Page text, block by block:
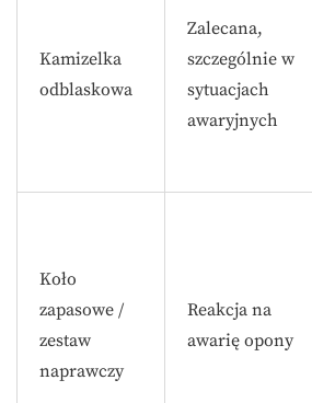
Kamizelka
odblaskowa
Zalecana,
szczególnie w
sytuacjach
awaryjnych
Koło
zapasowe /
zestaw
naprawczy
Reakcja na
awarię opony